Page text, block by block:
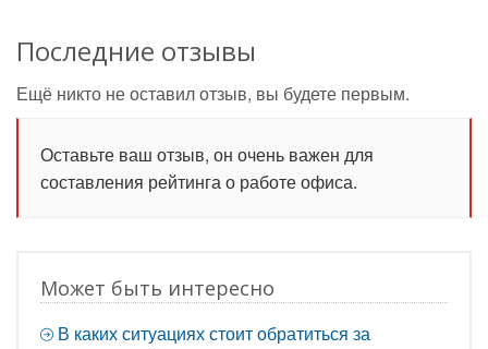
Последние отзывы
Ещё никто не оставил отзыв, вы будете первым.
Оставьте ваш отзыв, он очень важен для
составления рейтинга о работе офиса.
Может быть интересно
В каких ситуациях стоит обратиться за